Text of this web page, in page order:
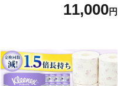
用品 消耗品 無香料 生活用品
11,000円